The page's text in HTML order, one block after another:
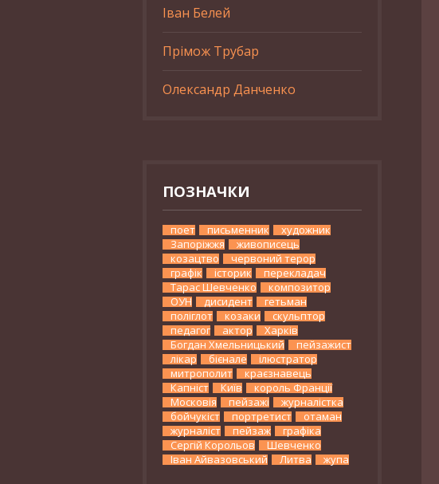
Іван Белей
Прімож Трубар
Олександр Данченко
ПОЗНАЧКИ
поет письменник
художник
Запоріжжя
живописець
козацтво
червоний терор
графік
історик
перекладач
Тарас Шевченко
композитор
ОУН
дисидент
гетьман
поліглот
козаки
скульптор
педагог
актор
Харків
Богдан Хмельницький
пейзажист
лікар
бієнале
ілюстратор
митрополит
краєзнавець
Капніст
Київ
король Франції
Московія
пейзажі
журналістка
бойчукіст
портретист
отаман
журналіст
пейзаж
графіка
Сергій Корольов
Шевченко
Іван Айвазовський
Литва жупа